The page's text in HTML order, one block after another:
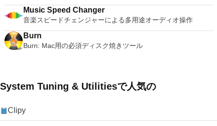
Opera for Macは最高のパフォーマンスと相まって優れたデザ
インを備えています。シンプルかつ実用的です。キーボードシ
ョートカットは他のブラウザに似ており、使用可能なオプショ
ンはさまざまで、スピードダイヤルインターフェイスは使いや
すいです。また、Opera for Macをテーマでカスタマイズし
て、ブラウジングエクスペリエンスをさらにパーソナルにする
か？ここからダウンロード 少し違うものをお探しの場合は、
Music Speed Changer
音楽スピードチェンジャーによる多用途オーディオ操作
Burn
Burn: Mac用の必須ディスク焼きツール
System Tuning & Utilitiesで人気の
Clipy